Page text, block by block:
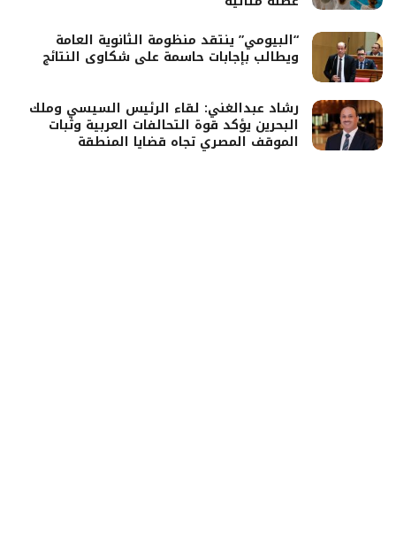
“البيومي” ينتقد منظومة الثانوية العامة
ويطالب بإجابات حاسمة على شكاوى النتائج
رشاد عبدالغني: لقاء الرئيس السيسي وملك
البحرين يؤكد قوة التحالفات العربية وثبات
الموقف المصري تجاه قضايا المنطقة